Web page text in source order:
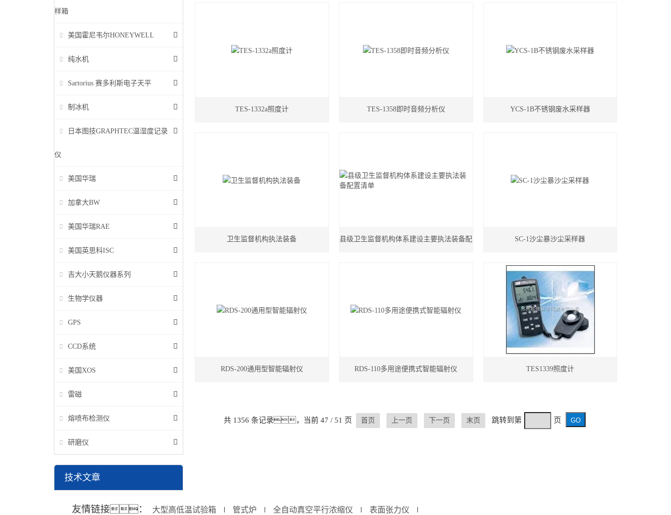
样箱
美国霍尼韦尔HONEYWELL
纯水机
Sartorius 赛多利斯电子天平
制冰机
日本图技GRAPHTEC温湿度记录
仪
美国华瑞
加拿大BW
美国华瑞RAE
美国英思科ISC
吉大小天鹅仪器系列
生物学仪器
GPS
CCD系统
美国XOS
雷磁
熔喷布检测仪
研磨仪
技术文章
TES-1332a照度计 TES-1358即时音频分析仪 YCS-1B不锈钢废水采样器
卫生监督机构执法装备 县级卫生监督机构体系建设主要执法装备配 SC-1沙尘暴沙尘采样器
RDS-200通用型智能辐射仪 RDS-110多用途便携式智能辐射仪 TES1339照度计
共 1356 条记录，当前 47 / 51 页 首页 上一页 下一页 末页 跳转到第 页
友情链接： 大型高低温试验箱 管式炉 全自动真空平行浓缩仪 表面张力仪